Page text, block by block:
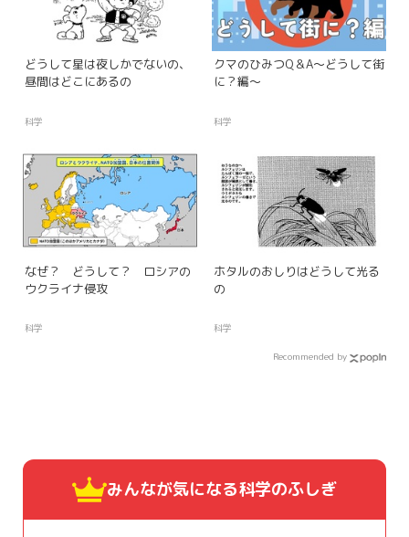
どうして星は夜しかでないの、
昼間はどこにあるの
科学
クマのひみつQ＆A～どうして街
に？編～
科学
なぜ？ どうして？ ロシアの
ウクライナ侵攻
科学
ホタルのおしりはどうして光る
の
科学
Recommended by
みんなが気になる科学のふしぎ